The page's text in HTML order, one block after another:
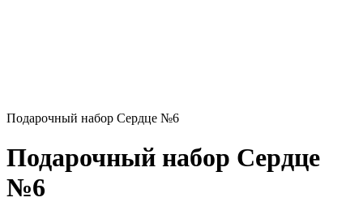
Подарочный набор Сердце №6
Подарочный набор Сердце
№6